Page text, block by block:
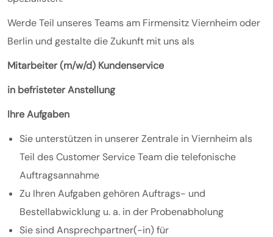
Werde Teil unseres Teams am Firmensitz Viernheim oder
Berlin und gestalte die Zukunft mit uns als
Mitarbeiter (m/w/d) Kundenservice
in befristeter Anstellung
Ihre Aufgaben
Sie unterstützen in unserer Zentrale in Viernheim als
Teil des Customer Service Team die telefonische
Auftragsannahme
Zu Ihren Aufgaben gehören Auftrags- und
Bestellabwicklung u. a. in der Probenabholung
Sie sind Ansprechpartner(-in) für